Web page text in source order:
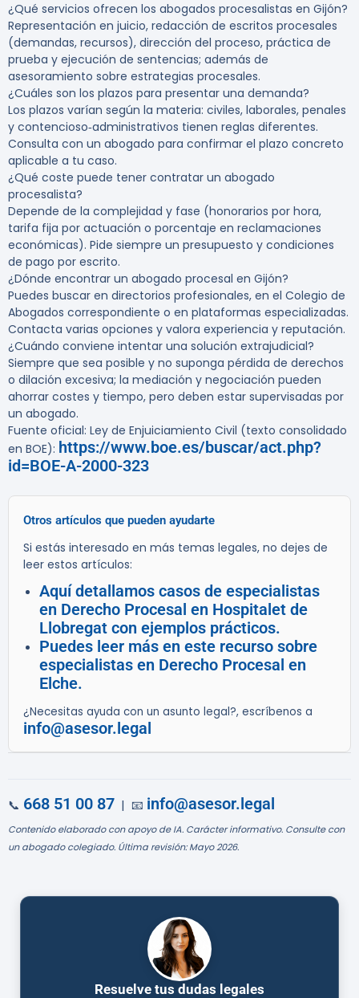
¿Qué servicios ofrecen los abogados procesalistas en Gijón?
Representación en juicio, redacción de escritos procesales
(demandas, recursos), dirección del proceso, práctica de
prueba y ejecución de sentencias; además de
asesoramiento sobre estrategias procesales.
¿Cuáles son los plazos para presentar una demanda?
Los plazos varían según la materia: civiles, laborales, penales
y contencioso‑administrativos tienen reglas diferentes.
Consulta con un abogado para confirmar el plazo concreto
aplicable a tu caso.
¿Qué coste puede tener contratar un abogado
procesalista?
Depende de la complejidad y fase (honorarios por hora,
tarifa fija por actuación o porcentaje en reclamaciones
económicas). Pide siempre un presupuesto y condiciones
de pago por escrito.
¿Dónde encontrar un abogado procesal en Gijón?
Puedes buscar en directorios profesionales, en el Colegio de
Abogados correspondiente o en plataformas especializadas.
Contacta varias opciones y valora experiencia y reputación.
¿Cuándo conviene intentar una solución extrajudicial?
Siempre que sea posible y no suponga pérdida de derechos
o dilación excesiva; la mediación y negociación pueden
ahorrar costes y tiempo, pero deben estar supervisadas por
un abogado.
Fuente oficial: Ley de Enjuiciamiento Civil (texto consolidado
en BOE): https://www.boe.es/buscar/act.php?
id=BOE-A-2000-323
Otros artículos que pueden ayudarte
Si estás interesado en más temas legales, no dejes de
leer estos artículos:
Aquí detallamos casos de especialistas
en Derecho Procesal en Hospitalet de
Llobregat con ejemplos prácticos.
Puedes leer más en este recurso sobre
especialistas en Derecho Procesal en
Elche.
¿Necesitas ayuda con un asunto legal?, escríbenos a
info@asesor.legal
📞 668 51 00 87 | 📧 info@asesor.legal
Contenido elaborado con apoyo de IA. Carácter informativo. Consulte con
un abogado colegiado. Última revisión: Mayo 2026.
Resuelve tus dudas legales